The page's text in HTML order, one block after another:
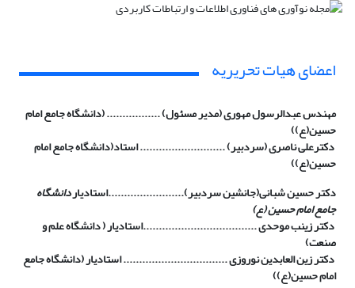
اعضای هیات تحریریه
مهندس عبدالرسول مهوری (مدیر مسئول) ................. (دانشگاه جامع امام
حسین(ع))
دکترعلی ناصری (سردبیر) ........................... استاد(دانشگاه جامع امام
حسین(ع))
دکتر حسین شبانی(جانشین سردبیر)........................استادیاردانشگاه
جامع امام حسین (ع)
دکتر زینب موحدی ....................................استادیار (دانشگاه علم و
صنعت)
دکتر زین العابدین نوروزی.................................استادیار(دانشگاه جامع
امام حسین(ع))